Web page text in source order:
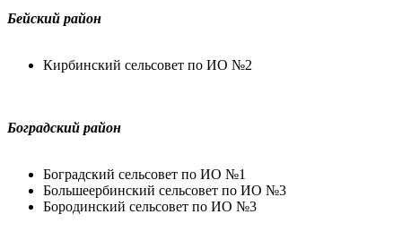
Бейский район
Кирбинский сельсовет по ИО №2
Боградский район
Боградский сельсовет по ИО №1
Большеербинский сельсовет по ИО №3
Бородинский сельсовет по ИО №3